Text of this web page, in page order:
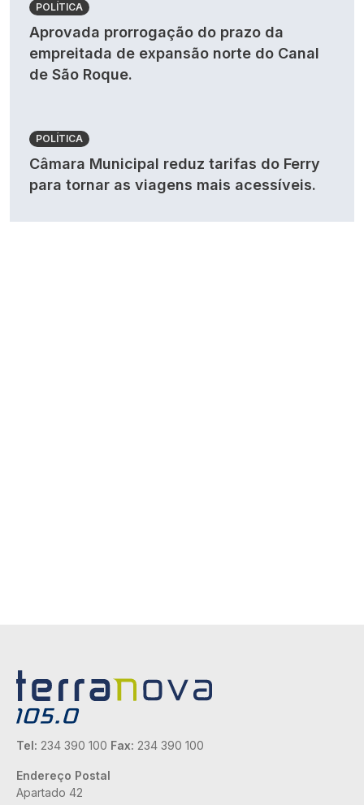
POLÍTICA
Aprovada prorrogação do prazo da
empreitada de expansão norte do Canal
de São Roque.
POLÍTICA
Câmara Municipal reduz tarifas do Ferry
para tornar as viagens mais acessíveis.
Tel: 234 390 100 Fax: 234 390 100
Endereço Postal
Apartado 42